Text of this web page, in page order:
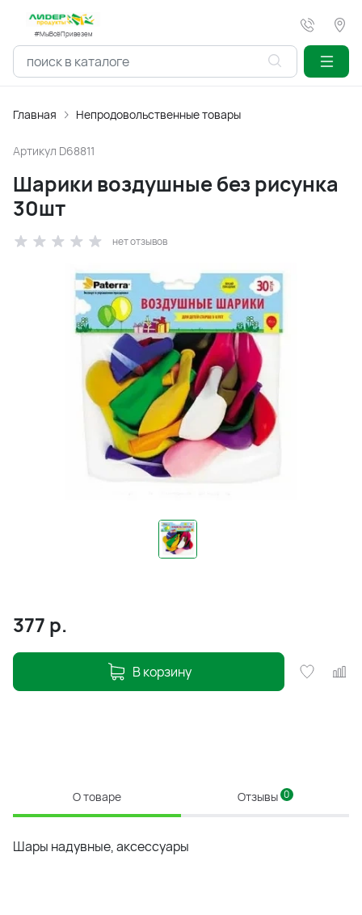
#МыВсёПривезем
Главная Непродовольственные товары
Артикул D68811
Шарики воздушные без рисунка
30шт
нет отзывов
377 р.
В корзину
О товаре Отзывы 0
Шары надувные, аксессуары